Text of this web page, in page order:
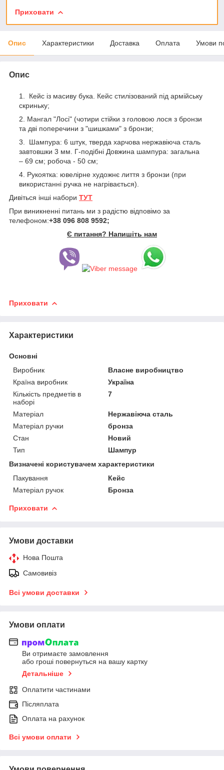
Приховати
Опис Характеристики Доставка Оплата Умови
Опис
Кейс із масиву бука. Кейс стилізований під армійську
скриньку;
Мангал "Лосі" (чотири стійки з головою лося з бронзи
та дві поперечини з "шишками" з бронзи;
Шампура: 6 штук, тверда харчова нержавіюча сталь
завтовшки 3 мм. Г-подібні Довжина шампура: загальна
– 69 см; робоча - 50 см;
Рукоятка: ювелірне художнє лиття з бронзи (при
використанні ручка не нагрівається).
Дивіться інші набори ТУТ
При виникненні питань ми з радістю відповімо за
телефоном:+38 096 808 9592;
Є питання? Напишіть нам
Приховати
Характеристики
Основні
Виробник
Власне виробництво
Країна виробник
Україна
Кількість предметів в
наборі
7
Матеріал
Нержавіюча сталь
Матеріал ручки
бронза
Стан
Новий
Тип
Шампур
Визначені користувачем характеристики
Пакування
Кейс
Матеріал ручок
Бронза
Приховати
Умови доставки
Нова Пошта
Самовивіз
Всі умови доставки
Умови оплати
Ви отримаєте замовлення
або гроші повернуться на вашу картку
Детальніше
Оплатити частинами
Післяплата
Оплата на рахунок
Всі умови оплати